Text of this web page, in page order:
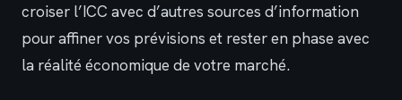
croiser l’ICC avec d’autres sources d’information
pour affiner vos prévisions et rester en phase avec
la réalité économique de votre marché.